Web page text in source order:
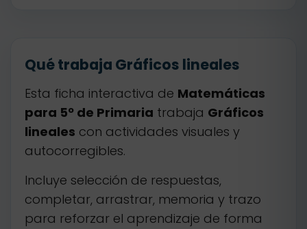
Qué trabaja Gráficos lineales
Esta ficha interactiva de Matemáticas
para 5º de Primaria trabaja Gráficos
lineales con actividades visuales y
autocorregibles.
Incluye selección de respuestas,
completar, arrastrar, memoria y trazo
para reforzar el aprendizaje de forma